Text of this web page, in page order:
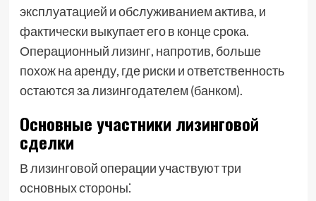
эксплуатацией и обслуживанием актива, и
фактически выкупает его в конце срока.
Операционный лизинг, напротив, больше
похож на аренду, где риски и ответственность
остаются за лизингодателем (банком).
Основные участники лизинговой
сделки
В лизинговой операции участвуют три
основных стороны⁚